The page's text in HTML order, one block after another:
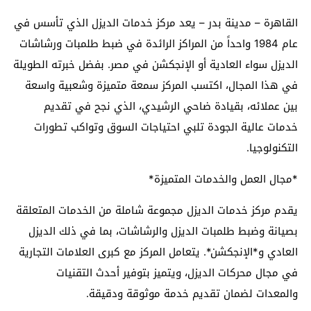
القاهرة – مدينة بدر – يعد مركز خدمات الديزل الذي تأسس في
عام 1984 واحداً من المراكز الرائدة في ضبط طلمبات ورشاشات
الديزل سواء العادية أو الإنجكشن في مصر. بفضل خبرته الطويلة
في هذا المجال، اكتسب المركز سمعة متميزة وشعبية واسعة
بين عملائه، بقيادة ضاحي الرشيدي، الذي نجح في تقديم
خدمات عالية الجودة تلبي احتياجات السوق وتواكب تطورات
التكنولوجيا.
*مجال العمل والخدمات المتميزة*
يقدم مركز خدمات الديزل مجموعة شاملة من الخدمات المتعلقة
بصيانة وضبط طلمبات الديزل والرشاشات، بما في ذلك الديزل
العادي و*الإنجكشن*. يتعامل المركز مع كبرى العلامات التجارية
في مجال محركات الديزل، ويتميز بتوفير أحدث التقنيات
والمعدات لضمان تقديم خدمة موثوقة ودقيقة.